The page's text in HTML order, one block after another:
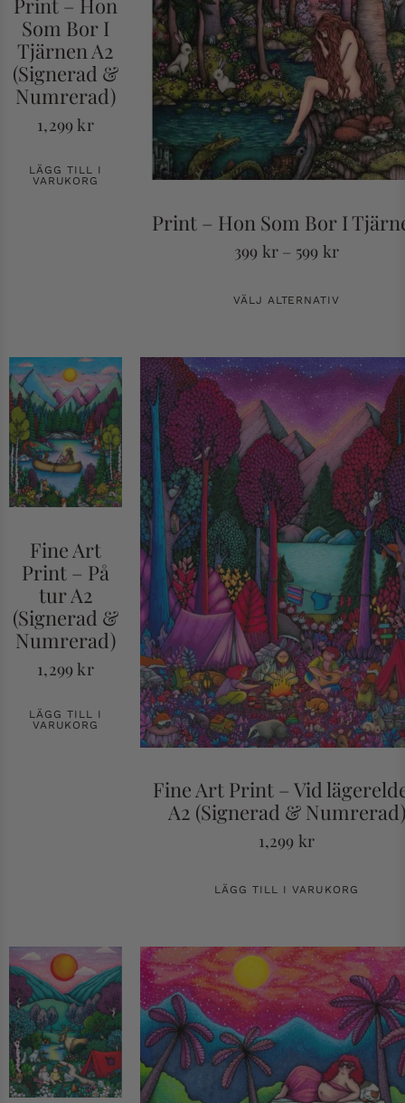
Som Bor I
Tjärnen A2
(Signerad &
Numrerad)
1,299kr
LÄGG TILL I
VARUKORG
Print – Hon Som Bor I
399 kr – 599 kr
VÄLJ ALTERNATIV
Fine Art
Print – På
tur A2
(Signerad &
Numrerad)
1,299kr
LÄGG TILL I
VARUKORG
Fine Art Print – Vid
A2 (Signerad & Numrerad)
1,299 kr
LÄGG TILL I VARUKORG